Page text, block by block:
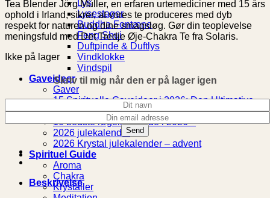
Lys
Lysestager
Buddha Fontæne
Feng Shui
Duftpinde & Duftlys
Vindklokke
Vindspil
Gaveideer
Gaver
15 Spirituelle Gaveideer i 2026: Den Ultimative
Guide til Indre Ro
10 bedste røgelsespinde i 2026 –
2026 julekalender
2026 Krystal julekalender – advent
Spirituel Guide
Aroma
Chakra
Krystaller
Tea Blender Jörg Müller, en erfaren urtemediciner med 15 års
ophold i Irland, sikrer, at vores te produceres med dyb
respekt for naturen og dine smagsløg. Gør din teoplevelse
meningsfuld med Det Tredje Øje-Chakra Te fra Solaris.
Ikke på lager
Skriv til mig når den er på lager igen
Beskrivelse